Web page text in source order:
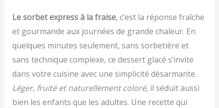
Le sorbet express à la fraise, c’est la réponse fraîche
et gourmande aux journées de grande chaleur. En
quelques minutes seulement, sans sorbetière et
sans technique complexe, ce dessert glacé s’invite
dans votre cuisine avec une simplicité désarmante.
Léger, fruité et naturellement coloré, il séduit aussi
bien les enfants que les adultes. Une recette qui